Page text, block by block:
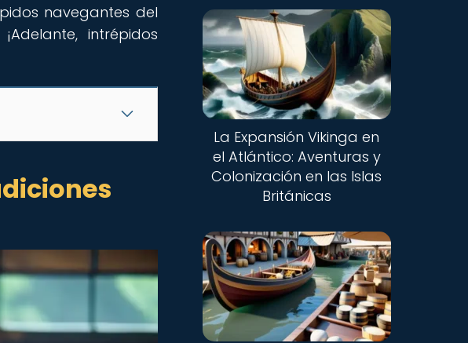
navegantes del
intrépidos
La Expansión Vikinga en
el Atlántico: Aventuras y
Colonización en las Islas
Británicas